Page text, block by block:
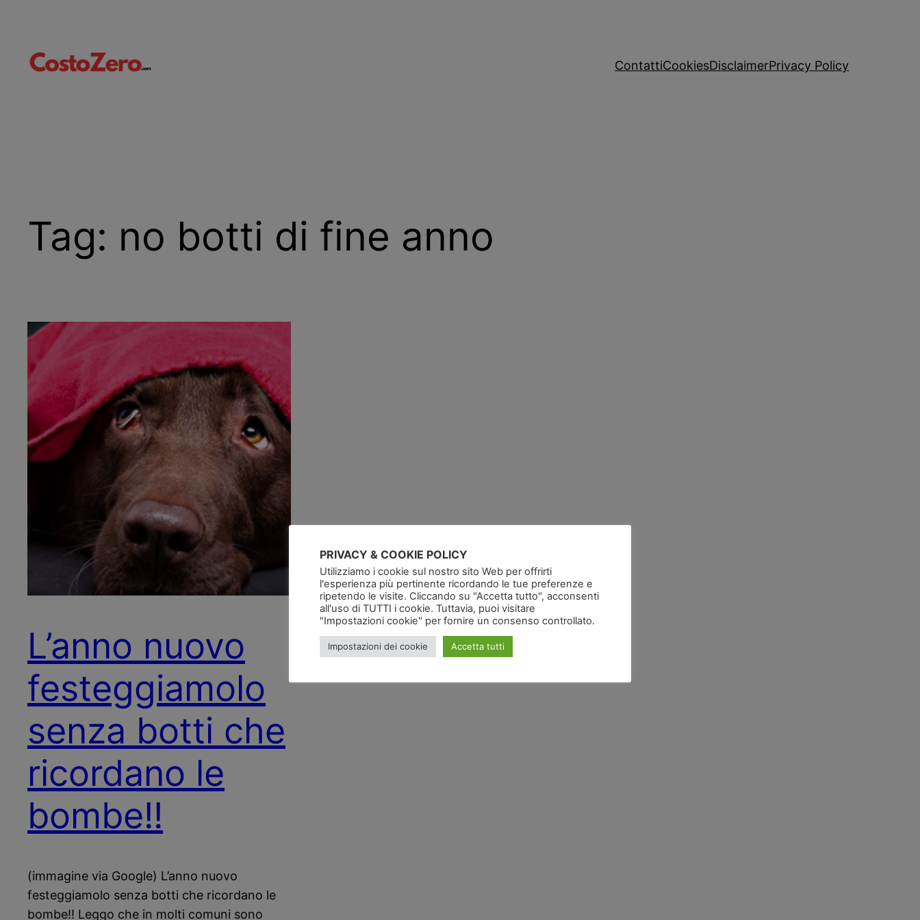
contenuto
ContattiCookiesDisclaimerPrivacy Policy
Tag: no botti di fine anno
L’anno nuovo
festeggiamolo
senza botti che
ricordano le
bombe!!
(immagine via Google) L’anno nuovo
festeggiamolo senza botti che ricordano le
bombe!! Leggo che in molti comuni sono
PRIVACY & COOKIE POLICY
Utilizziamo i cookie sul nostro sito Web per offrirti
l'esperienza più pertinente ricordando le tue preferenze e
ripetendo le visite. Cliccando su "Accetta tutto", acconsenti
all'uso di TUTTI i cookie. Tuttavia, puoi visitare
"Impostazioni cookie" per fornire un consenso controllato.
Impostazioni dei cookie Accetta tutti